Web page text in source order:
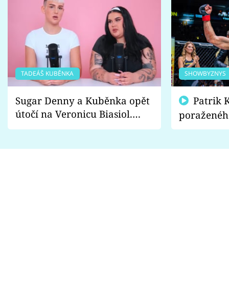
TADEÁŠ KUBĚNKA
Sugar Denny a Kuběnka opět
útočí na Veronicu Biasiol.
Proč je podle nich falešná a
SHOWBYZNYS
fanoušci